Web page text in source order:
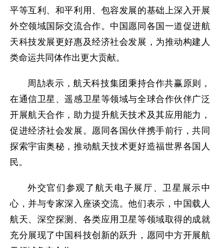
平等互利、和平利用、包容发展的基础上深入开展
外空领域国际交流合作。中国愿同各国一道促进航
天科技发展更好惠及经济社会发展，为推动构建人
类命运共同体作出更大贡献。
周劼表示，航天科技集团秉持合作共赢原则，
在通信卫星、遥感卫星等领域与全球合作伙伴广泛
开展航天合作，助力提升航天技术及其应用能力，
促进经济社会发展。愿同各国伙伴携手前行，共同
探索宇宙奥秘，推动航天技术更好造福世界各国人
民。
外交官们参观了航天电子展厅、卫星展示中
心，并与专家深入座谈交流。他们表示，中国载人
航天、深空探测、各类应用卫星等领域取得的成就
充分展现了中国科技创新的跃升，愿同中方开展航